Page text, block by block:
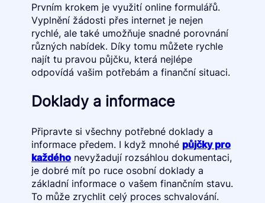
Prvním krokem je využití online formulářů.
Vyplnění žádosti přes internet je nejen
rychlé, ale také umožňuje snadné porovnání
různých nabídek. Díky tomu můžete rychle
najít tu pravou půjčku, která nejlépe
odpovídá vašim potřebám a finanční situaci.
Doklady a informace
Připravte si všechny potřebné doklady a
informace předem. I když mnohé půjčky pro
každéhonevyžadují rozsáhlou dokumentaci,
je dobré mít po ruce osobní doklady a
základní informace o vašem finančním stavu.
To může zrychlit celý proces schvalování.